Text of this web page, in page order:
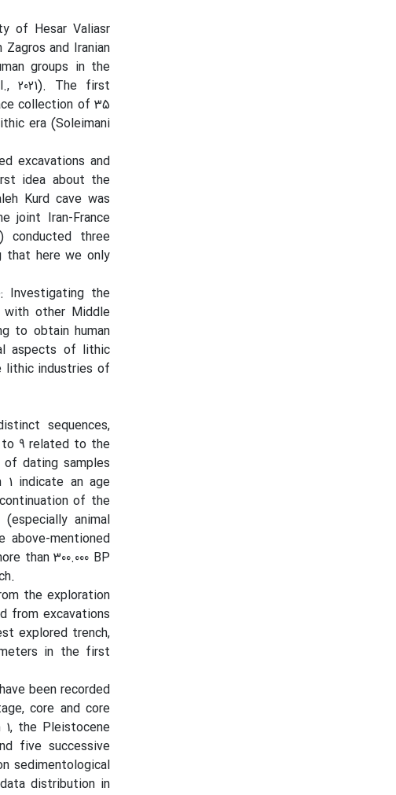
of Hesar Valiasr
and Iranian
groups in the
2021). The first
collection of 35
era (Soleimani
excavations and
idea about the
Kurd cave was
joint Iran-France
conducted three
that here we only
Investigating the
with other Middle
to obtain human
aspects of lithic
lithic industries of
sequences,
to 9 related to the
dating samples
indicate an age
of the
animal
mentioned
than 300.000 BP
the exploration
from excavations
explored trench,
in the first
been recorded
core and core
the Pleistocene
five successive
sedimentological
distribution in